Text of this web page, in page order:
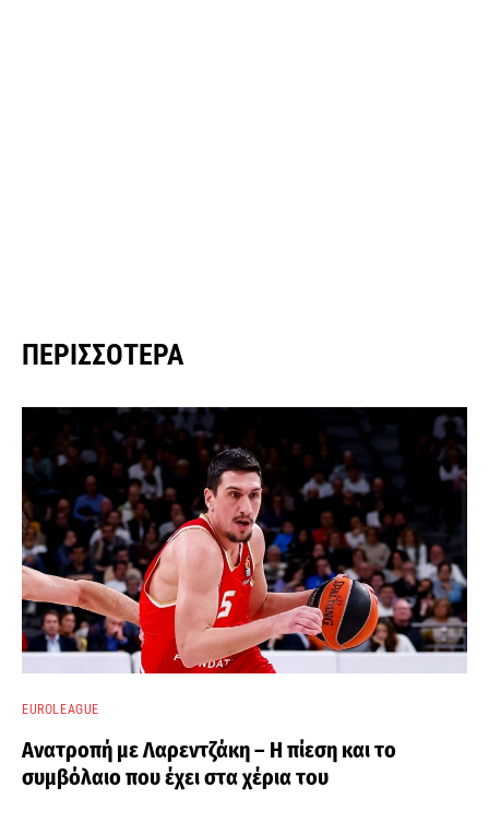
ΠΕΡΙΣΣΌΤΕΡΑ
EUROLEAGUE
Ανατροπή με Λαρεντζάκη – Η πίεση και το
συμβόλαιο που έχει στα χέρια του